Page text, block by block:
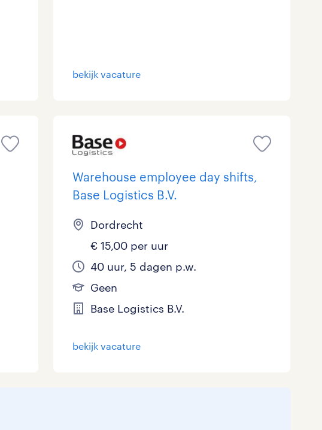
Schoonmaak 0
bekijk vacature
Warehouse employee day shifts,
Base Logistics B.V.
Dordrecht
€ 15,00 per uur
40 uur, 5 dagen p.w.
Geen
Base Logistics B.V.
bekijk vacature